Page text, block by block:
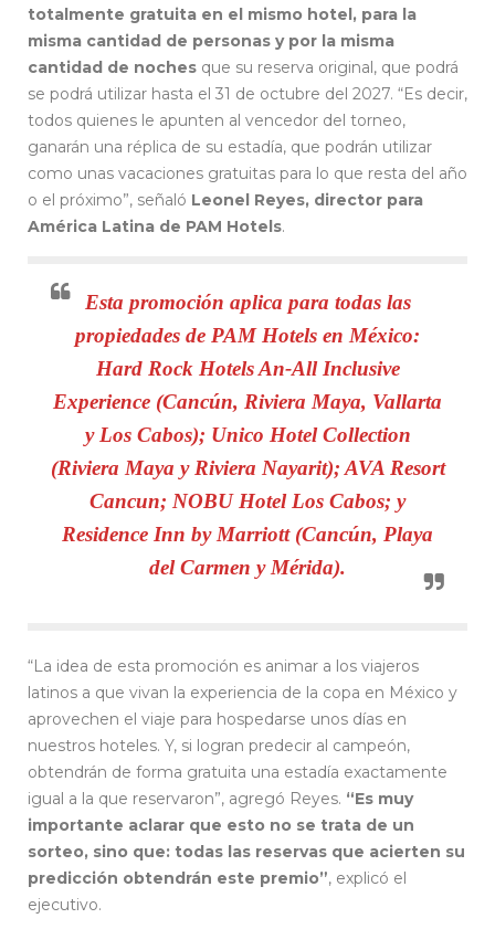
totalmente gratuita en el mismo hotel, para la
misma cantidad de personas y por la misma
cantidad de noches que su reserva original, que podrá
se podrá utilizar hasta el 31 de octubre del 2027. “Es decir,
todos quienes le apunten al vencedor del torneo,
ganarán una réplica de su estadía, que podrán utilizar
como unas vacaciones gratuitas para lo que resta del año
o el próximo”, señaló Leonel Reyes, director para
América Latina de PAM Hotels.
Esta promoción aplica para todas las
propiedades de PAM Hotels en México:
Hard Rock Hotels An-All Inclusive
Experience (Cancún, Riviera Maya, Vallarta
y Los Cabos); Unico Hotel Collection
(Riviera Maya y Riviera Nayarit); AVA Resort
Cancun; NOBU Hotel Los Cabos; y
Residence Inn by Marriott (Cancún, Playa
del Carmen y Mérida).
“La idea de esta promoción es animar a los viajeros
latinos a que vivan la experiencia de la copa en México y
aprovechen el viaje para hospedarse unos días en
nuestros hoteles. Y, si logran predecir al campeón,
obtendrán de forma gratuita una estadía exactamente
igual a la que reservaron”, agregó Reyes. “Es muy
importante aclarar que esto no se trata de un
sorteo, sino que: todas las reservas que acierten su
predicción obtendrán este premio”, explicó el
ejecutivo.